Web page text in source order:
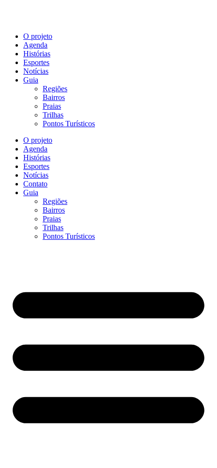
O projeto
Agenda
Histórias
Esportes
Notícias
Guia
Regiões
Bairros
Praias
Trilhas
Pontos Turísticos
O projeto
Agenda
Histórias
Esportes
Notícias
Contato
Guia
Regiões
Bairros
Praias
Trilhas
Pontos Turísticos